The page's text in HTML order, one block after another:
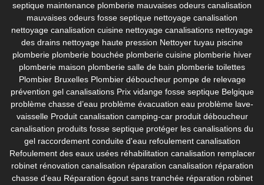
septique maintenance plomberie mauvaises odeurs canalisation
mauvaises odeurs fosse septique nettoyage canalisation
nettoyage canalisation cuisine nettoyage canalisations nettoyage
des drains nettoyage haute pression Nettoyer tuyau piscine
plomberie plomberie bouchée plomberie cuisine plomberie hiver
plomberie maison plomberie salle de bain plomberie toilettes
Plombier Bruxelles Plombier déboucheur pompe de relevage
prévention gel canalisations Prix vidange fosse septique Belgique
problème chasse d’eau problème évacuation eau problème lave-
vaisselle Produit canalisation camping-car produit déboucheur
canalisation produits fosse septique protéger les canalisations du
gel raccordement conduite d'eau refoulement canalisation
Refoulement des eaux usées réhabilitation canalisation remplacer
robinet rénovation canalisation réparation canalisation réparation
chasse d’eau Réparation égout sans tranchée réparation robinet